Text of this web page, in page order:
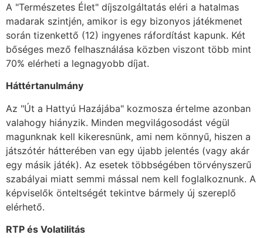
A "Természetes Élet" díjszolgáltatás eléri a hatalmas
madarak szintjén, amikor is egy bizonyos játékmenet
során tizenkettő (12) ingyenes ráfordítást kapunk. Két
bőséges mező felhasználása közben viszont több mint
70% elérheti a legnagyobb díjat.
Háttértanulmány
Az "Út a Hattyú Hazájába" kozmosza értelme azonban
valahogy hiányzik. Minden megvilágosodást végül
magunknak kell kikeresnünk, ami nem könnyű, hiszen a
játszótér hátterében van egy újabb jelentés (vagy akár
egy másik játék). Az esetek többségében törvényszerű
szabályai miatt semmi mással nem kell foglalkoznunk. A
képviselők önteltségét tekintve bármely új szereplő
elérhető.
RTP és Volatilitás